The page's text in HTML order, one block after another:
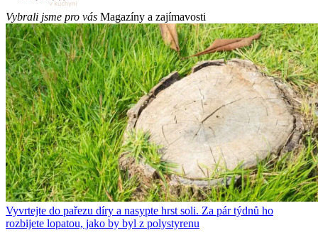
Vybrali jsme pro vás Magazíny a zajímavosti
Vyvrtejte do pařezu díry a nasypte hrst soli. Za pár týdnů ho
rozbijete lopatou, jako by byl z polystyrenu